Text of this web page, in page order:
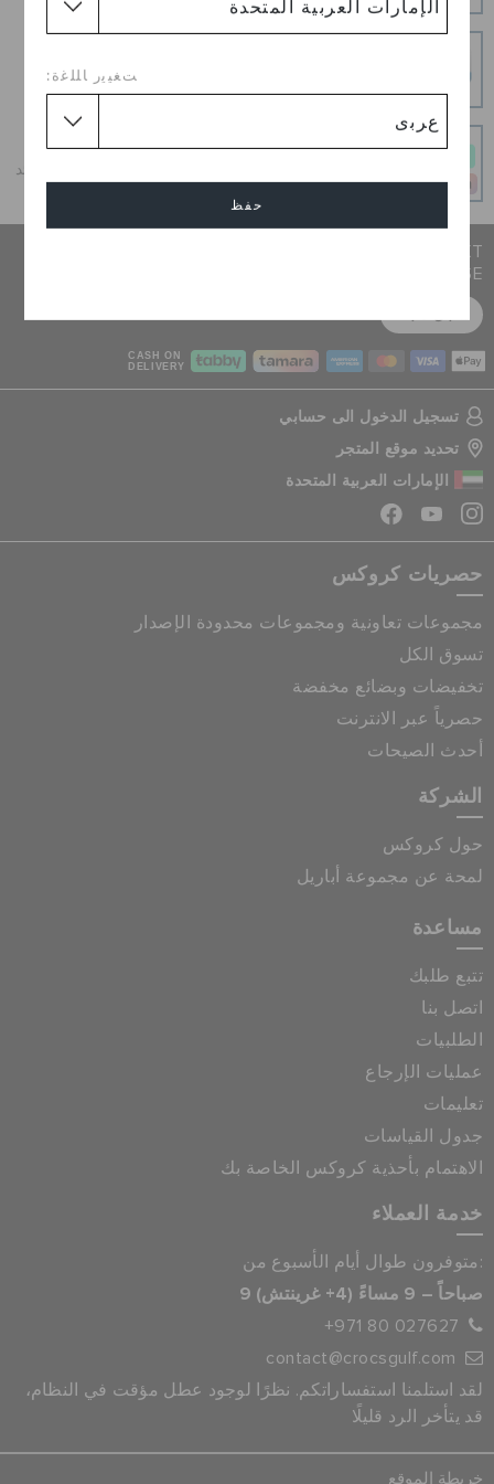
ﺖﻐﻴﻳﺭ ﺎﻠﻠﻏﺓ:
حفظ
أحصل على ما تحب اليوم وادفع على 4 دفعات بدون أي فوائد
JOIN CROCS CLUB & GET 15% OFF ON YOUR NEXT
PURCHASE
CASH ON
DELIVERY
تسجيل الدخول الى حسابي
تحديد موقع المتجر
الإمارات العربية المتحدة
حصريات كروكس
مجموعات تعاونية ومجموعات محدودة الإصدار
تسوق الكل
تخفيضات وبضائع مخفضة
حصرياً عبر الانترنت
أحدث الصيحات
الشركة
حول كروكس
لمحة عن مجموعة أباريل
مساعدة
تتبع طلبك
اتصل بنا
الطلبيات
عمليات الإرجاع
تعليمات
جدول القياسات
الاهتمام بأحذية كروكس الخاصة بك
خدمة العملاء
متوفرون طوال أيام الأسبوع من:
9 صباحاً – 9 مساءً (4+ غرينتش)
+971 80 027627
contact@crocsgulf.com
لقد استلمنا استفساراتكم. نظرًا لوجود عطل مؤقت في النظام،
قد يتأخر الرد قليلًا
خريطة الموقع